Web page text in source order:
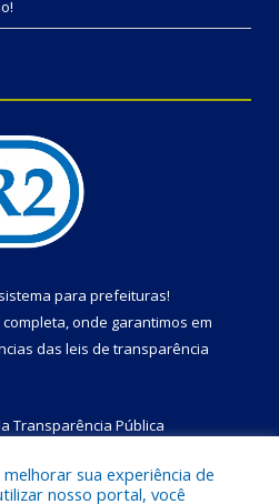
sistema para prefeituras!
completa, onde garantimos em
das leis de transparência
Transparência Pública
sua experiência de
nosso portal, você